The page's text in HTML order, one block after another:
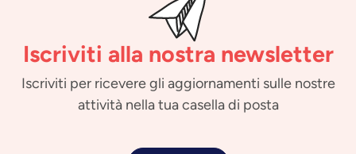
Iscriviti alla nostra newsletter
Iscriviti per ricevere gli aggiornamenti sulle nostre
attività nella tua casella di posta